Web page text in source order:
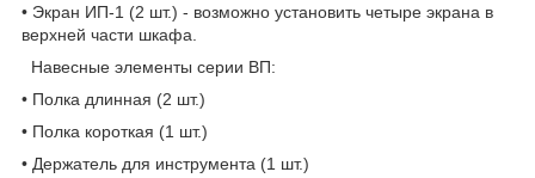
• Экран ИП-1 (2 шт.) - возможно установить четыре экрана в
верхней части шкафа.
Навеcные элементы серии ВП:
• Полка длинная (2 шт.)
• Полка короткая (1 шт.)
• Держатель для инструмента (1 шт.)